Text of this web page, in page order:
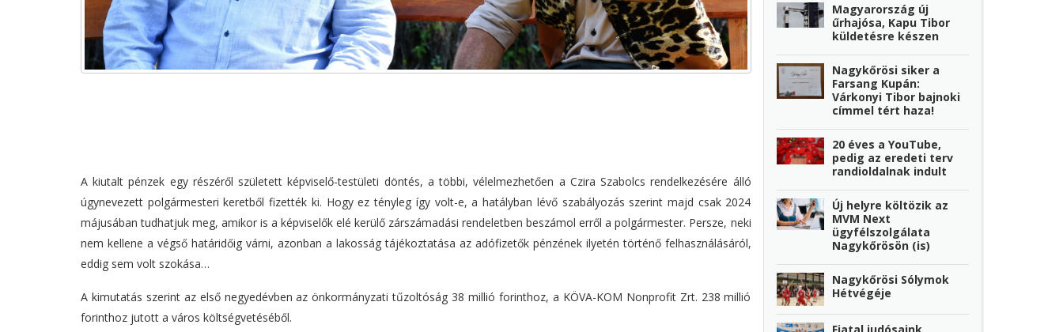
A kiutalt pénzek egy részéről született képviselő-testületi döntés, a többi, vélelmezhetően a Czira Szabolcs rendelkezésére álló
úgynevezett polgármesteri keretből fizették ki. Hogy ez tényleg így volt-e, a hatályban lévő szabályozás szerint majd csak 2024
májusában tudhatjuk meg, amikor is a képviselők elé kerülő zárszámadási rendeletben beszámol erről a polgármester. Persze, neki
nem kellene a végső határidőig várni, azonban a lakosság tájékoztatása az adófizetők pénzének ilyetén történő felhasználásáról,
eddig sem volt szokása…
A kimutatás szerint az első negyedévben az önkormányzati tűzoltóság 38 millió forinthoz, a KÖVA-KOM Nonprofit Zrt. 238 millió
forinthoz jutott a város költségvetéséből.
Magyarország új
űrhajósa, Kapu Tibor
küldetésre készen
Nagykőrösi siker a
Farsang Kupán:
Várkonyi Tibor bajnoki
címmel tért haza!
20 éves a YouTube,
pedig az eredeti terv
randioldalnak indult
Új helyre költözik az
MVM Next
ügyfélszolgálata
Nagykőrösön (is)
Nagykőrösi Sólymok
Hétvégéje
Fiatal judósaink